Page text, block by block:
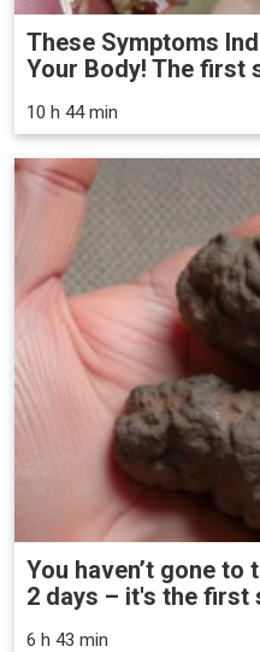
These Symptoms
Your Body! The first
10 h 44 min
You haven’t gone
2 days – it's the first
6 h 43 min